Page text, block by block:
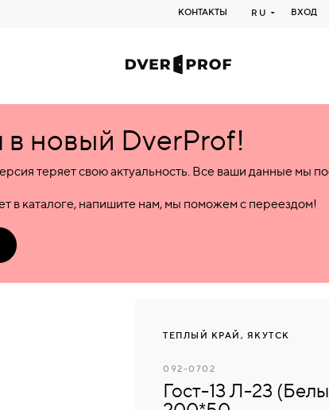
КОНТАКТЫ RU ВХОД
новый DverProf!
теряет свою актуальность. Все ваши данные мы
в каталоге, напишите нам, мы поможем с переездом!
ТЕПЛЫЙ КРАЙ, ЯКУТСК
092-0702
Гост-13 Л-23